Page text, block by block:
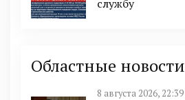
службу
Областные новости
8 августа 2026, 22:39